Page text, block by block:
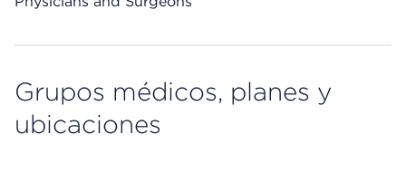
Grupos médicos, planes y
ubicaciones